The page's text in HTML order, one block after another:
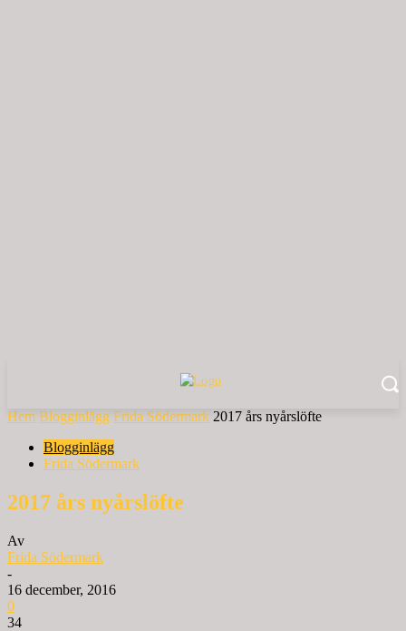
Hem Blogginlägg Frida Södermark 2017 års nyårslöfte
Blogginlägg
Frida Södermark
2017 års nyårslöfte
Av
Frida Södermark
-
16 december, 2016
0
34